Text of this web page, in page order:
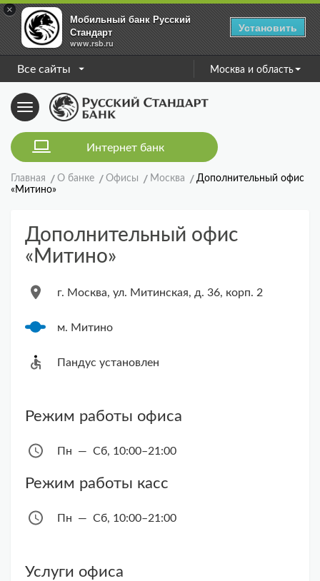
×
Мобильный банк Русский
Стандарт
www.rsb.ru
Установить
Все сайты Москва и область
Toggle
navigation
Интернет банк
Главная О банке Офисы Москва
Дополнительный офис
«Митино»
Дополнительный офис
«Митино»
г. Москва, ул. Митинская, д. 36, корп. 2
м. Митино
Пандус установлен
Режим работы офиса
Пн — Сб, 10:00–21:00
Режим работы касс
Пн — Сб, 10:00–21:00
Услуги офиса